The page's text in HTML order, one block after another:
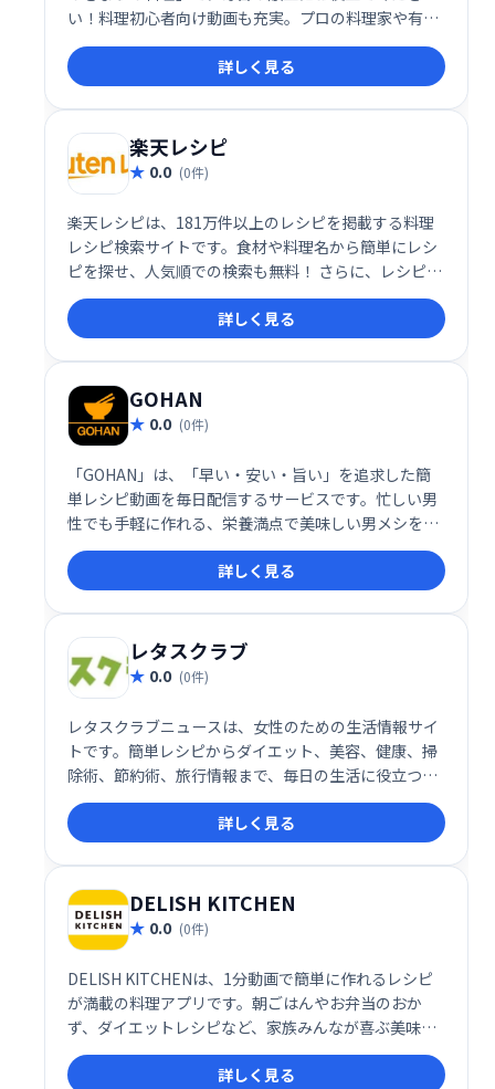
い！料理初心者向け動画も充実。プロの料理家や有名
講師のレシピを簡単検索、自分だけのレシピ集も作れ
ます。料理の投稿も可能ですので、ぜひご利用くださ
い。
詳しく見る
楽天レシピ
0.0 (0件)
楽天レシピは、181万件以上のレシピを掲載する料理
レシピ検索サイトです。食材や料理名から簡単にレシ
ピを探せ、人気順での検索も無料！ さらに、レシピ投
稿で楽天ポイントも獲得できます。料理の幅を広げた
い方、手軽にポイントを貯めたい方におすすめです。
詳しく見る
GOHAN
0.0 (0件)
「GOHAN」は、「早い・安い・旨い」を追求した簡
単レシピ動画を毎日配信するサービスです。忙しい男
性でも手軽に作れる、栄養満点で美味しい男メシを提
案。毎日更新される動画で、あなたの食卓を豊かに彩
ります。手軽に始められる料理動画を探している方に
おすすめです。
詳しく見る
レタスクラブ
0.0 (0件)
レタスクラブニュースは、女性のための生活情報サイ
トです。簡単レシピからダイエット、美容、健康、掃
除術、節約術、旅行情報まで、毎日の生活に役立つ情
報を幅広くお届けします。身近な食材を使ったプロの
レシピも充実。暮らしを豊かにするヒントが満載で
す。
詳しく見る
DELISH KITCHEN
0.0 (0件)
DELISH KITCHENは、1分動画で簡単に作れるレシピ
が満載の料理アプリです。朝ごはんやお弁当のおか
ず、ダイエットレシピなど、家族みんなが喜ぶ美味し
い料理が手軽に楽しめます。毎日の献立に困ったら、
DELISH KITCHENで検索！詳しく見る